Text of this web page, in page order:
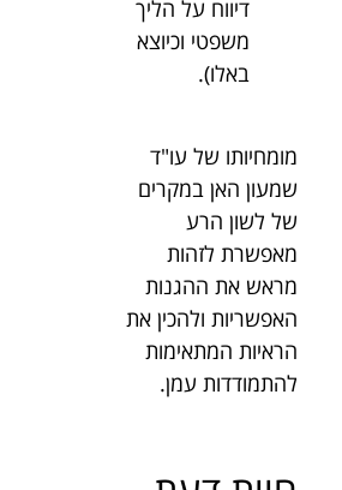
דיווח על הליך
משפטי וכיוצא
באלו).
מומחיותו של עו"ד
שמעון האן במקרים
של לשון הרע
מאפשרת לזהות
מראש את ההגנות
האפשריות ולהכין את
הראיות המתאימות
להתמודדות עמן.